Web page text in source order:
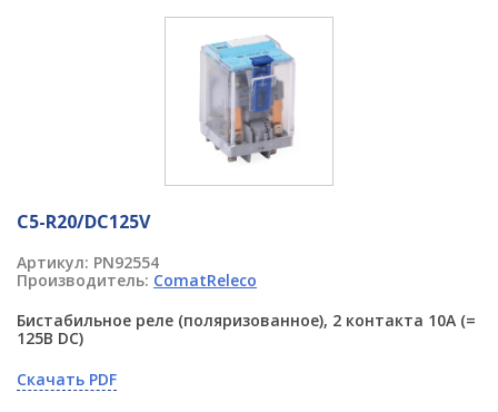
C5-R20/DC125V
Артикул: PN92554
Производитель: ComatReleco
Бистабильное реле (поляризованное), 2 контакта 10A (=
125В DC)
Скачать PDF